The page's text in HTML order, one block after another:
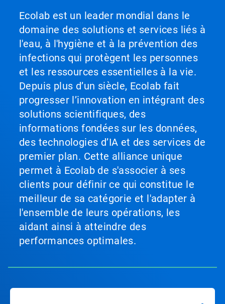
Ecolab est un leader mondial dans le
domaine des solutions et services liés à
l'eau, à l'hygiène et à la prévention des
infections qui protègent les personnes
et les ressources essentielles à la vie.
Depuis plus d’un siècle, Ecolab fait
progresser l’innovation en intégrant des
solutions scientifiques, des
informations fondées sur les données,
des technologies d’IA et des services de
premier plan. Cette alliance unique
permet à Ecolab de s'associer à ses
clients pour définir ce qui constitue le
meilleur de sa catégorie et l'adapter à
l'ensemble de leurs opérations, les
aidant ainsi à atteindre des
performances optimales.